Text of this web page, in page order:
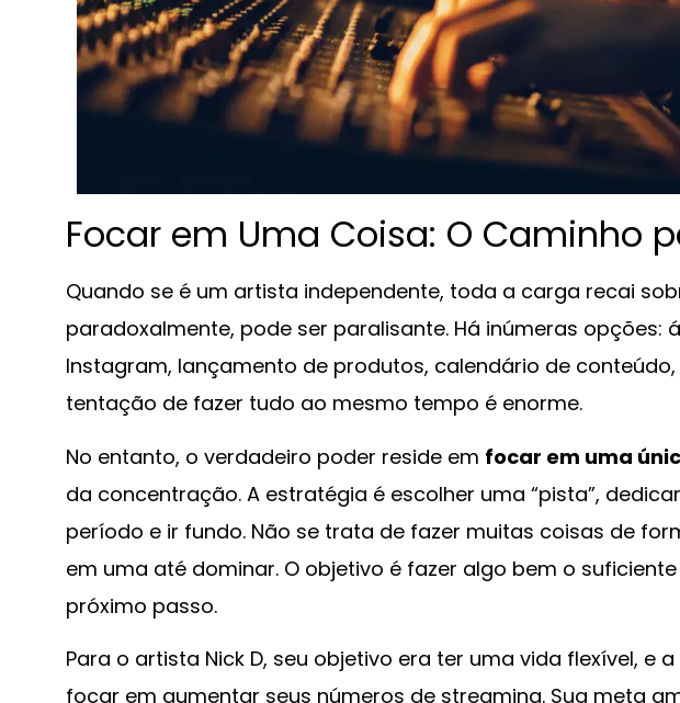
Focar em Uma Coisa: O Caminho
Quando se é um artista independente, toda a carga recai
paradoxalmente, pode ser paralisante. Há inúmeras opções:
Instagram, lançamento de produtos, calendário de
tentação de fazer tudo ao mesmo tempo é enorme.
No entanto, o verdadeiro poder reside em focar em uma
da concentração. A estratégia é escolher uma “pista”,
período e ir fundo. Não se trata de fazer muitas coisas de
em uma até dominar. O objetivo é fazer algo bem o
próximo passo.
Para o artista Nick D, seu objetivo era ter uma vida flexível, e
focar em aumentar seus números de streaming. Sua meta